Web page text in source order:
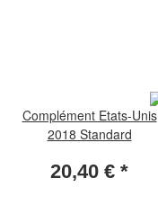
Complément Etats-Unis
2018 Standard
20,40 € *